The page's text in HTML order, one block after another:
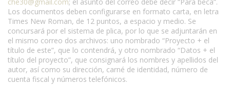
Los documentos deben configurarse en formato carta, en letra
Times New Roman, de 12 puntos, a espacio y medio. Se
concursará por el sistema de plica, por lo que se adjuntarán en
el mismo correo dos archivos: uno nombrado “Proyecto + el
título de este”, que lo contendrá, y otro nombrado “Datos + el
título del proyecto”, que consignará los nombres y apellidos del
autor, así como su dirección, carné de identidad, número de
cuenta fiscal y números telefónicos.